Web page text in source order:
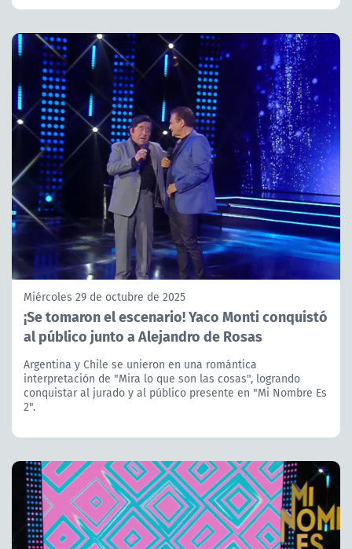
Miércoles 29 de octubre de 2025
¡Se tomaron el escenario! Yaco Monti conquistó
al público junto a Alejandro de Rosas
Argentina y Chile se unieron en una romántica
interpretación de "Mira lo que son las cosas", logrando
conquistar al jurado y al público presente en "Mi Nombre Es
2".